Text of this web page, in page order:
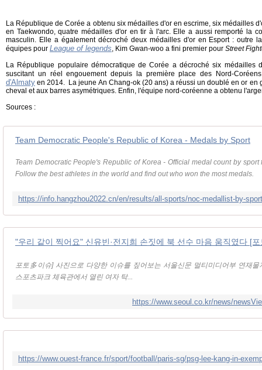
La République de Corée a obtenu six médailles d'or en escrime, six médailles
en Taekwondo, quatre médailles d'or en tir à l'arc. Elle a aussi remporté la
masculin. Elle a également décroché deux médailles d'or en Esport : outre
équipes pour League of legends, Kim Gwan-woo a fini premier pour Street
La République populaire démocratique de Corée a décroché six médailles
suscitant un réel engouement depuis la première place des Nord-
d'Almaty en 2014. La jeune An Chang-ok (20 ans) a réussi un doublé en or en
cheval et aux barres asymétriques. Enfin, l'équipe nord-coréenne a obtenu
Sources :
Team Democratic People's Republic of Korea - Medals by Sport
Team Democratic People's Republic of Korea - Official medal count by
Follow the best athletes in the world and find out who won the most medals.
"우리 같이 찍어요" 신유빈·전지희 손짓에 북 선수 마음 움직였다 [
포토多이슈] 사진으로 다양한 이슈를 짚어보는 서울신문 멀티미디어부 연재
스포츠파크 체육관에서 열린 여자 탁...
https://www.seoul.co.kr/news/